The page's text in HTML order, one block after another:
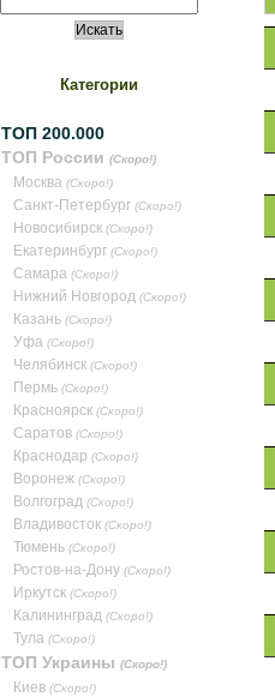
Категории
ТОП 200.000
ТОП России (Скоро!)
Москва (Скоро!)
Санкт-Петербург (Скоро!)
Новосибирск (Скоро!)
Екатеринбург (Скоро!)
Самара (Скоро!)
Нижний Новгород (Скоро!)
Казань (Скоро!)
Уфа (Скоро!)
Челябинск (Скоро!)
Пермь (Скоро!)
Красноярск (Скоро!)
Саратов (Скоро!)
Краснодар (Скоро!)
Воронеж (Скоро!)
Волгоград (Скоро!)
Владивосток (Скоро!)
Тюмень (Скоро!)
Ростов-на-Дону (Скоро!)
Иркутск (Скоро!)
Калининград (Скоро!)
Тула (Скоро!)
ТОП Украины (Скоро!)
Киев (Скоро!)